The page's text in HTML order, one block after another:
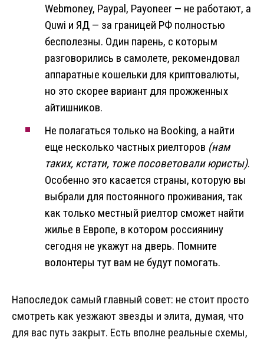
Webmoney, Paypal, Payoneer — не работают, а
Quwi и ЯД — за границей РФ полностью
бесполезны. Один парень, с которым
разговорились в самолете, рекомендовал
аппаратные кошельки для криптовалюты,
но это скорее вариант для прожженных
айтишников.
Не полагаться только на Booking, а найти
еще несколько частных риелторов (нам
таких, кстати, тоже посоветовали юристы).
Особенно это касается страны, которую вы
выбрали для постоянного проживания, так
как только местный риелтор сможет найти
жилье в Европе, в котором россиянину
сегодня не укажут на дверь. Помните
волонтеры тут вам не будут помогать.
Напоследок самый главный совет: не стоит просто
смотреть как уезжают звезды и элита, думая, что
для вас путь закрыт. Есть вполне реальные схемы,